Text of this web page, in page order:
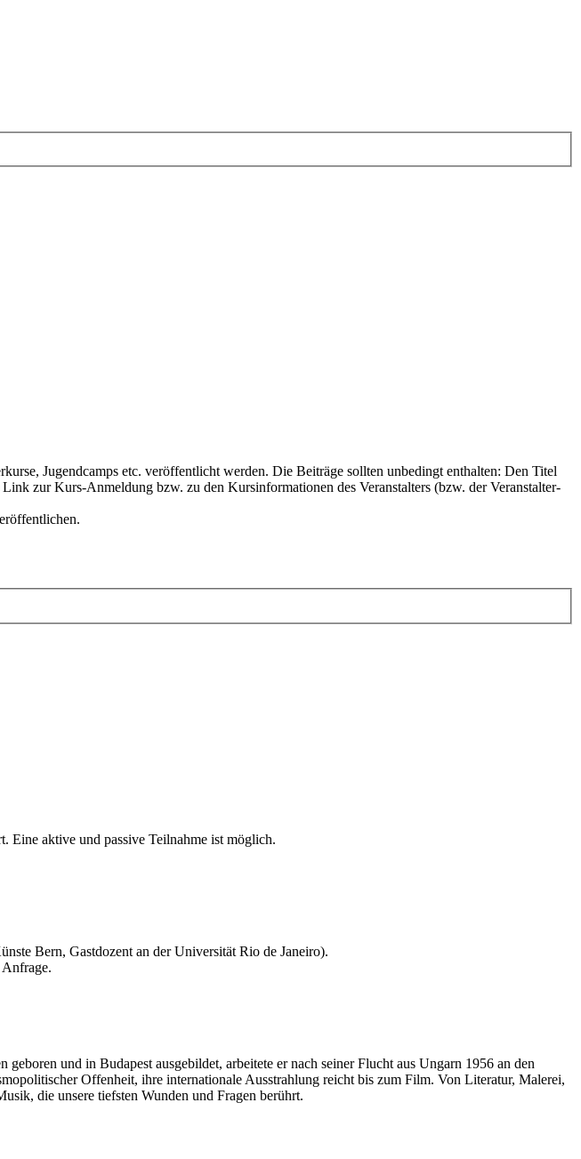
Jugendcamps etc. veröffentlicht werden. Die Beiträge sollten unbedingt enthalten: Den Titel
zur Kurs-Anmeldung bzw. zu den Kursinformationen des Veranstalters (bzw. der Veranstalter-
Eine aktive und passive Teilnahme ist möglich.
Bern, Gastdozent an der Universität Rio de Janeiro).
und in Budapest ausgebildet, arbeitete er nach seiner Flucht aus Ungarn 1956 an den
Offenheit, ihre internationale Ausstrahlung reicht bis zum Film. Von Literatur, Malerei,
die unsere tiefsten Wunden und Fragen berührt.